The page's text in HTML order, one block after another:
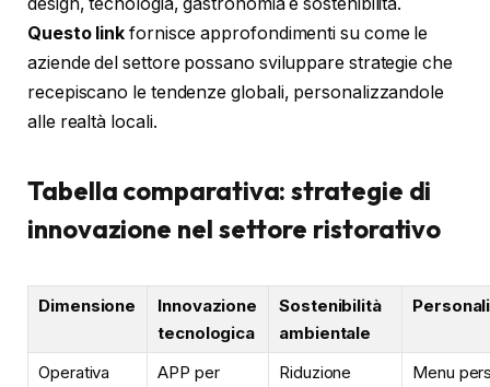
Questo link fornisce approfondimenti su come le
aziende del settore possano sviluppare strategie che
recepiscano le tendenze globali, personalizzandole
alle realtà locali.
Tabella comparativa: strategie di
innovazione nel settore ristorativo
Dimensione
Innovazione
tecnologica
Sostenibilità
ambientale
Operativa
APP per
Riduzione
Menu